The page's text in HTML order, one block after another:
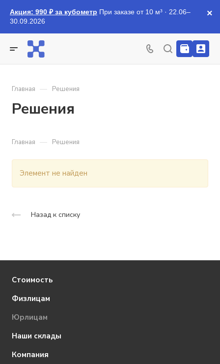
Акция: 990 ₽ за кубометр При заказе от 10 м³ · 22.06–
30.09.2026
×
Главная — Решения
Решения
Главная — Решения
Элемент не найден
Назад к списку
Стоимость
Физлицам
Юрлицам
Наши склады
Компания